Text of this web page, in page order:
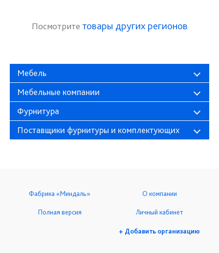
Посмотрите товары других регионов
Мебель
Мебельные компании
Фурнитура
Поставщики фурнитуры и комплектующих
Фабрика «Миндаль» О компании
Полная версия Личный кабинет
+ Добавить организацию